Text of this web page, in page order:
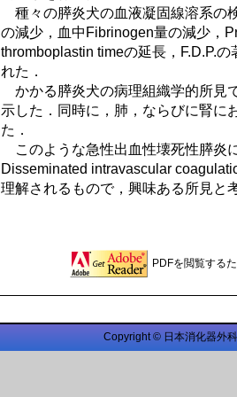
種々の膵炎犬の血液凝固線溶系の
の減少，血中Fibrinogen量の減少，
thromboplastin timeの延長，F.D.P.
れた．
かかる膵炎犬の病理組織学的所見
示した．同時に，肺，ならびに腎に
た．
このような急性出血性壊死性膵炎
Disseminated intravascular
理解されるもので，興味ある所見と
PDFを閲覧する
Copyright © 日本消化器外